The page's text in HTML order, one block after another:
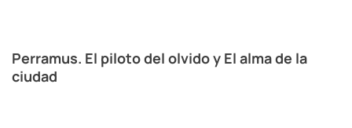
Perramus. El piloto del olvido y El alma de la
ciudad